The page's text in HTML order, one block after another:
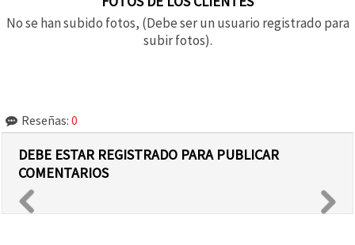
No se han subido fotos, (Debe ser un usuario registrado para
subir fotos).
Reseñas: 0
DEBE ESTAR REGISTRADO PARA PUBLICAR
COMENTARIOS